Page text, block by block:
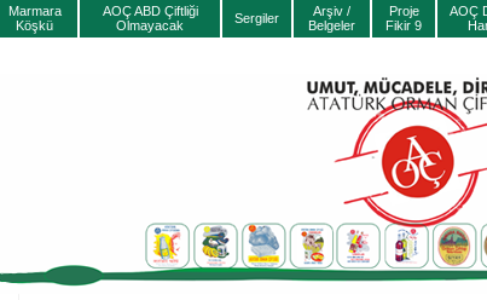
Marmara
Köşkü
AOÇ ABD Çiftliği
Olmayacak
Sergiler
Arşiv /
Belgeler
Proje
Fikir 9
AOÇ